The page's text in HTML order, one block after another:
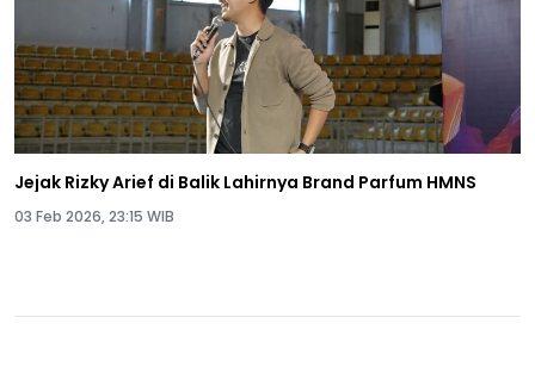
Jejak Rizky Arief di Balik Lahirnya Brand Parfum HMNS
03 Feb 2026, 23:15 WIB